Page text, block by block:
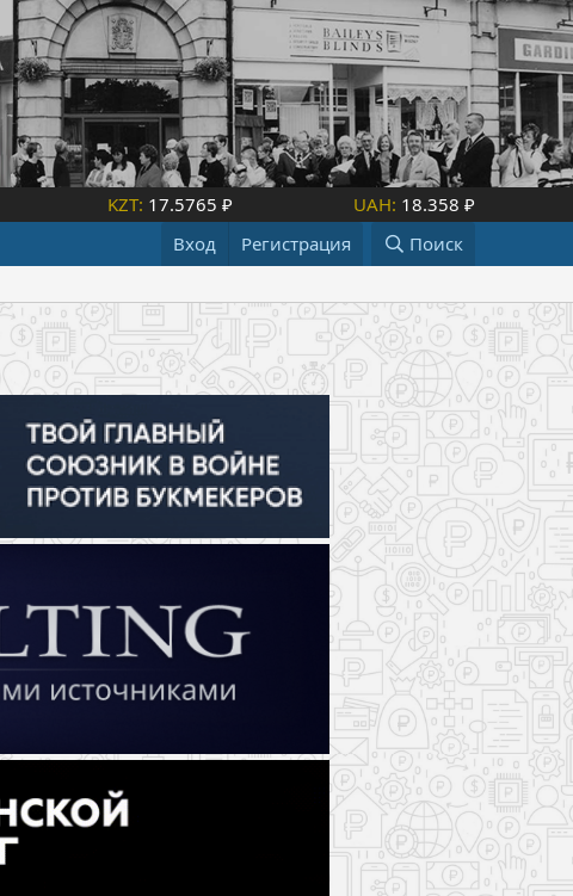
KZT: 17.5765 ₽ UAH: 18.358 ₽
Вход Регистрация Поиск